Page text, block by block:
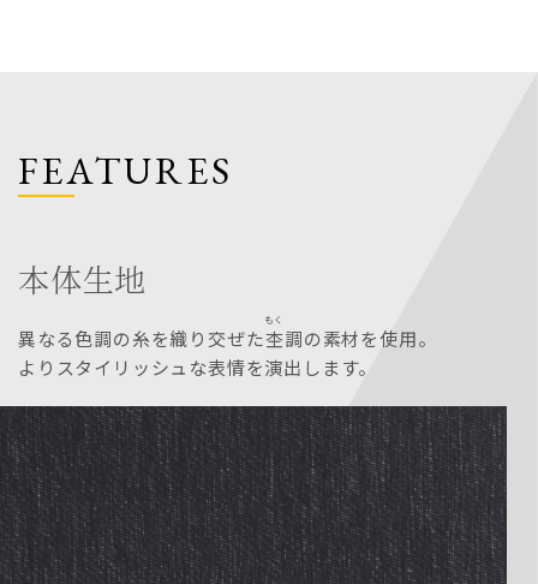
FEATURES
本体生地
異なる色調の糸を織り交ぜた杢
もく
調の素材を使用。
よりスタイリッシュな表情を演出します。